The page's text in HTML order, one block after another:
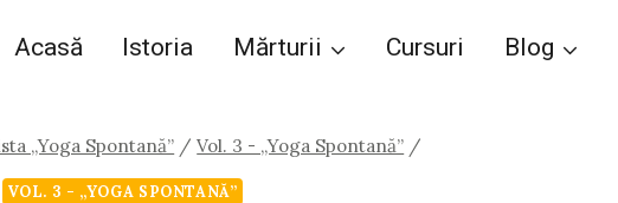
Acasă Istoria Mărturii Cursuri Blog
„Yoga Spontană” / Vol. 3 - „Yoga Spontană” /
VOL. 3 - „YOGA SPONTANĂ”